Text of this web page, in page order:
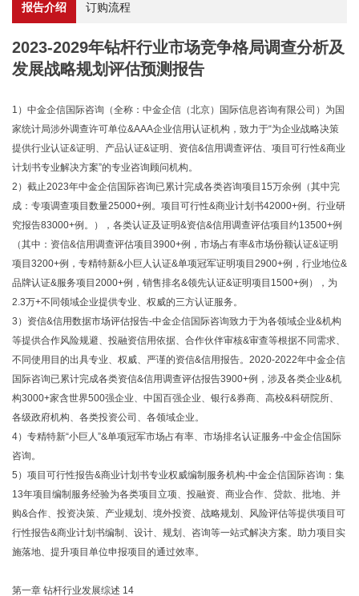
报告介绍 订购流程
2023-2029年钻杆行业市场竞争格局调查分析及
发展战略规划评估预测报告
1）中金企信国际咨询（全称：中金企信（北京）国际信息咨询有限公司）为国
家统计局涉外调查许可单位&AAA企业信用认证机构，致力于“为企业战略决策
提供行业认证&证明、产品认证&证明、资信&信用调查评估、项目可行性&商业
计划书专业解决方案”的专业咨询顾问机构。
2）截止2023年中金企信国际咨询已累计完成各类咨询项目15万余例（其中完
成：专项调查项目数量25000+例。项目可行性&商业计划书42000+例。行业研
究报告83000+例。），各类认证及证明&资信&信用调查评估项目约13500+例
（其中：资信&信用调查评估项目3900+例，市场占有率&市场份额认证&证明
项目3200+例，专精特新&小巨人认证&单项冠军证明项目2900+例，行业地位&
品牌认证&服务项目2000+例，销售排名&领先认证&证明项目1500+例），为
2.3万+不同领域企业提供专业、权威的三方认证服务。
3）资信&信用数据市场评估报告-中金企信国际咨询致力于为各领域企业&机构
等提供合作风险规避、投融资信用依据、合作伙伴审核&审查等根据不同需求、
不同使用目的出具专业、权威、严谨的资信&信用报告。2020-2022年中金企信
国际咨询已累计完成各类资信&信用调查评估报告3900+例，涉及各类企业&机
构3000+家含世界500强企业、中国百强企业、银行&券商、高校&科研院所、
各级政府机构、各类投资公司、各领域企业。
4）专精特新“小巨人”&单项冠军市场占有率、市场排名认证服务-中金企信国际
咨询。
5）项目可行性报告&商业计划书专业权威编制服务机构-中金企信国际咨询：集
13年项目编制服务经验为各类项目立项、投融资、商业合作、贷款、批地、并
购&合作、投资决策、产业规划、境外投资、战略规划、风险评估等提供项目可
行性报告&商业计划书编制、设计、规划、咨询等一站式解决方案。助力项目实
施落地、提升项目单位申报项目的通过效率。
第一章 钻杆行业发展综述 14